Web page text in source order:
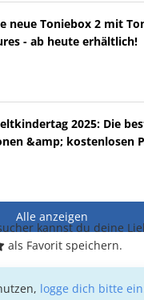
neue Toniebox 2 mit
- ab heute erhältlich!
2025: Die
&amp; kostenlosen
Alle anzeigen
kannst du deine
als Favorit speichern.
logge dich bitte ein